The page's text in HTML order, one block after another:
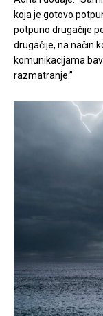
koja je gotovo
potpuno drugačije
drugačije, na način
komunikacijama
razmatranje.”